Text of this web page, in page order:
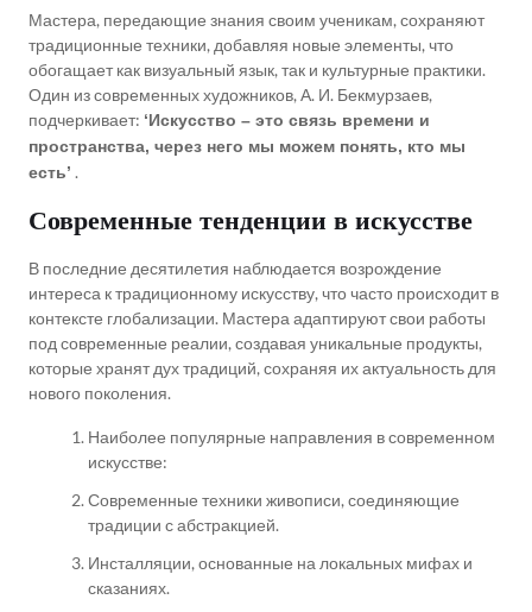
Мастера, передающие знания своим ученикам, сохраняют
традиционные техники, добавляя новые элементы, что
обогащает как визуальный язык, так и культурные практики.
Один из современных художников, А. И. Бекмурзаев,
подчеркивает: ‘Искусство – это связь времени и
пространства, через него мы можем понять, кто мы
есть’ .
Современные тенденции в искусстве
В последние десятилетия наблюдается возрождение
интереса к традиционному искусству, что часто происходит в
контексте глобализации. Мастера адаптируют свои работы
под современные реалии, создавая уникальные продукты,
которые хранят дух традиций, сохраняя их актуальность для
нового поколения.
Наиболее популярные направления в современном
искусстве:
Современные техники живописи, соединяющие
традиции с абстракцией.
Инсталляции, основанные на локальных мифах и
сказаниях.